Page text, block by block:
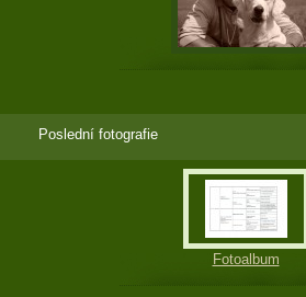
Poslední fotografie
Fotoalbum